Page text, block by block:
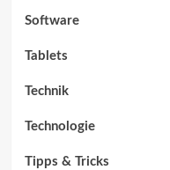
Software
Tablets
Technik
Technologie
Tipps & Tricks